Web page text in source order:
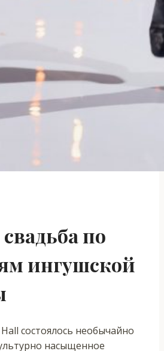
по
ингушской
состоялось необычайно
насыщенное